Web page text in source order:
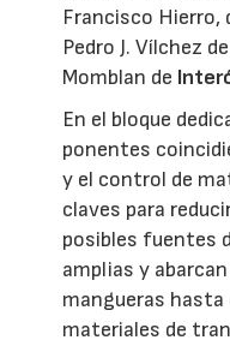
Francisco Hierro,
Pedro J. Vílchez de
Momblan de
En el bloque
ponentes
y el control de
claves para
posibles fuentes
amplias y
mangueras
materiales de